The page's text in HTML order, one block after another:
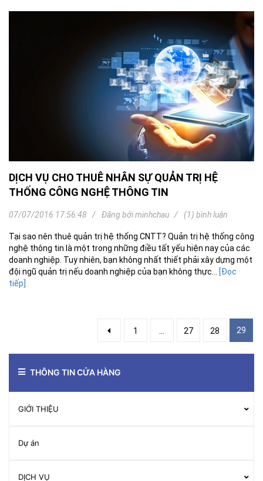
THÔNG TIN CỬA HÀNG
GIỚI THIỆU
Dự án
DỊCH VỤ
DỊCH VỤ CHO THUÊ NHÂN SỰ QUẢN TRỊ HỆ
THỐNG CÔNG NGHỆ THÔNG TIN
07/07/2016 17:56:48 Đăng bởiminhchau (1) bình luận
Tại sao nên thuê quản trị hệ thống CNTT? Quản trị hệ thống công
nghệ thông tin là một trong những điều tất yếu hiện nay của các
doanh nghiệp. Tuy nhiên, bạn không nhất thiết phải xây dựng một
đội ngũ quản trị nếu doanh nghiệp của bạn không thực... [Đọc
tiếp]
1 ... 27 28 29